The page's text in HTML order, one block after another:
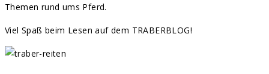
Themen rund ums Pferd.
Viel Spaß beim Lesen auf dem TRABERBLOG!